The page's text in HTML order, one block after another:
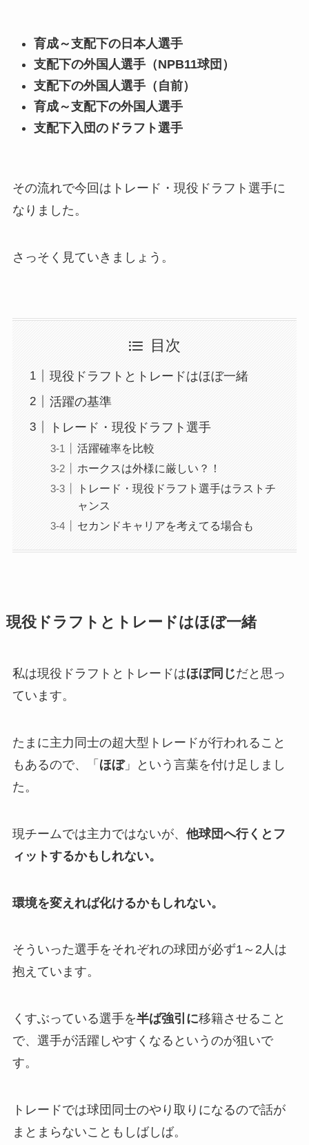
育成～支配下の日本人選手
支配下の外国人選手（NPB11球団）
支配下の外国人選手（自前）
育成～支配下の外国人選手
支配下入団のドラフト選手
その流れで今回はトレード・現役ドラフト選手に
なりました。
さっそく見ていきましょう。
目次
現役ドラフトとトレードはほぼ一緒
活躍の基準
トレード・現役ドラフト選手
活躍確率を比較
ホークスは外様に厳しい？！
トレード・現役ドラフト選手はラストチ
ャンス
セカンドキャリアを考えてる場合も
現役ドラフトとトレードはほぼ一緒
私は現役ドラフトとトレードはほぼ同じだと思っ
ています。
たまに主力同士の超大型トレードが行われること
もあるので、「 ほぼ」という言葉を付け足しまし
た。
現チームでは主力ではないが、 他球団へ行くとフ
ィットするかもしれない。
環境を変えれば化けるかもしれない。
そういった選手をそれぞれの球団が必ず1～2人は
抱えています。
くすぶっている選手を半ば強引に移籍させること
で、選手が活躍しやすくなるというのが狙いで
す。
トレードでは球団同士のやり取りになるので話が
まとまらないこともしばしば。